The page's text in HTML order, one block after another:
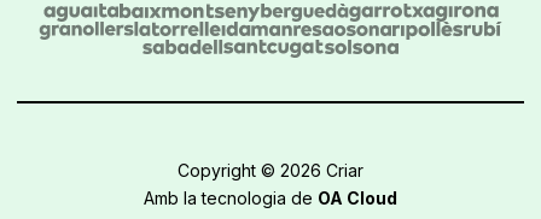
Copyright © 2026 Criar
Amb la tecnologia de OA Cloud